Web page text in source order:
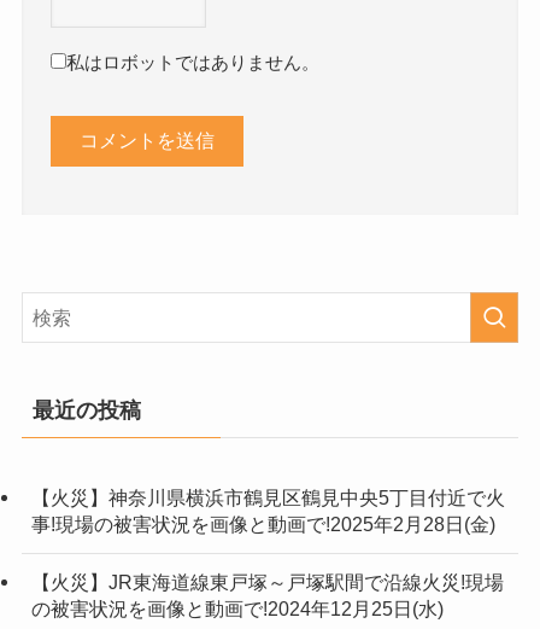
私はロボットではありません。
最近の投稿
【火災】神奈川県横浜市鶴見区鶴見中央5丁目付近で火
事!現場の被害状況を画像と動画で!2025年2月28日(金)
【火災】JR東海道線東戸塚～戸塚駅間で沿線火災!現場
の被害状況を画像と動画で!2024年12月25日(水)